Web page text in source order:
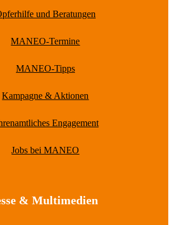
und Beratungen
MANEO-Termine
MANEO-Tipps
Kampagne & Aktionen
Engagement
Jobs bei MANEO
& Multimedien